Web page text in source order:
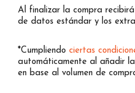
Al finalizar la compra
de datos estándar y los
*Cumpliendo ciertas
automáticamente al añadir
en base al volumen de